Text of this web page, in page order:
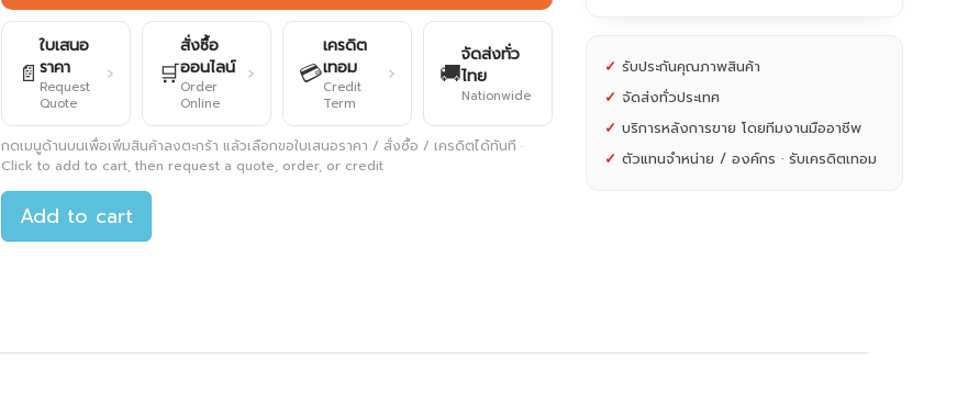
📄
ใบเสนอ
ราคา
Request
Quote
› 🛒
สั่งซื้อ
ออนไลน์
Order
Online
› 💳
เครดิต
เทอม
Credit
Term
› 🚚
จัดส่งทั่ว
ไทย
Nationwide
กดเมนูด้านบนเพื่อเพิ่มสินค้าลงตะกร้า แล้วเลือกขอใบเสนอราคา / สั่งซื้อ / เครดิตได้ทันที ·
Click to add to cart, then request a quote, order, or credit
Add to cart
✓ รับประกันคุณภาพสินค้า
✓ จัดส่งทั่วประเทศ
✓ บริการหลังการขาย โดยทีมงานมืออาชีพ
✓ ตัวแทนจำหน่าย / องค์กร · รับเครดิตเทอม